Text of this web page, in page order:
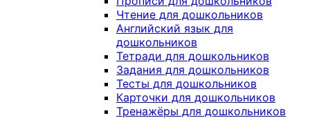
Чтение для дошкольников
Английский язык для
дошкольников
Тетради для дошкольников
Задания для дошкольников
Тесты для дошкольников
Карточки для дошкольников
Тренажёры для дошкольников